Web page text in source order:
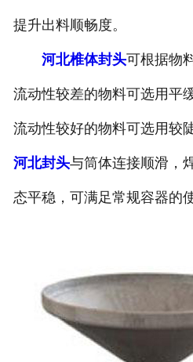
提升出料顺畅度。
河北椎体封头可根据物
流动性较差的物料可选用平
流动性较好的物料可选用较
河北封头与筒体连接顺滑，
态平稳，可满足常规容器的